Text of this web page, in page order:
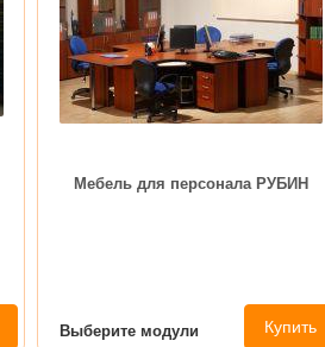
Мебель для персонала РУБИН
Выберите модули Купить